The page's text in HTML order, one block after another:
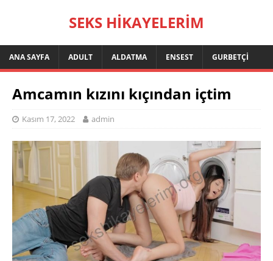
SEKS HIKAYELERIM
ANA SAYFA ADULT ALDATMA ENSEST GURBETÇI
Amcamın kızını kıçından içtim
Kasım 17, 2022 admin